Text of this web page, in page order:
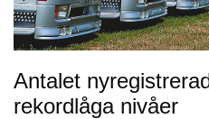
Antalet
rekordlåga nivåer